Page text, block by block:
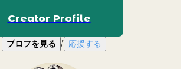
Creator Profile
プロフを見る / 応援する